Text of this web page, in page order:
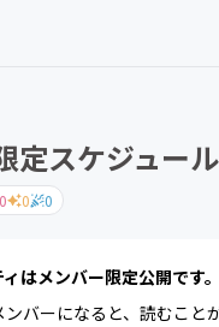
定スケジュー
0 0 0
はメンバー限定公開です。
バーになると、読むこと